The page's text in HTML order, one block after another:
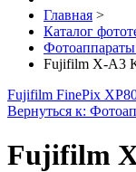
Главная >
Каталог
Fujifilm X-A3
Fujifilm FinePix
Вернуться к:
Fujifilm